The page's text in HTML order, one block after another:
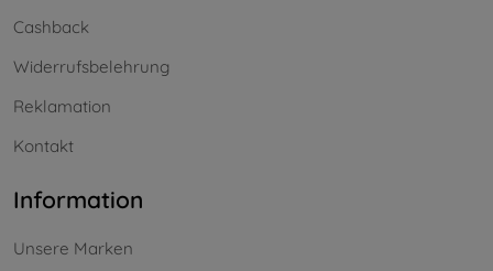
Cashback
Widerrufsbelehrung
Reklamation
Kontakt
Information
Unsere Marken